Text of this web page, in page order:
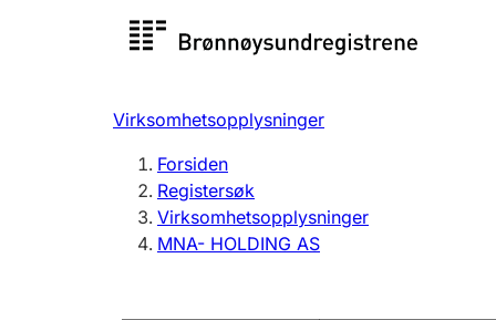
Registersøk
Registrere, endre, slette
Virksomhetsopplysninger
Forsiden
Registersøk
Virksomhetsopplysninger
MNA- HOLDING AS